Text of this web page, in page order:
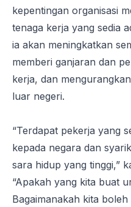
kepentingan organisasi
tenaga kerja yang sedia
ia akan meningkatkan
memberi ganjaran dan
kerja, dan
luar negeri.
“Terdapat pekerja yang
kepada negara dan
sara hidup yang tinggi,”
“Apakah yang kita buat
Bagaimanakah kita